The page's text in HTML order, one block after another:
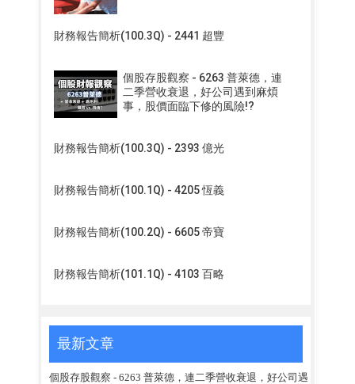
財務報告簡析(100.3Q) - 2441 超豐
個股存股觀察 - 6263 普萊德，連
二季營收衰退，好公司遇到麻煩
事，股價面臨下修的風險!?
財務報告簡析(100.3Q) - 2393 億光
財務報告簡析(100.1Q) - 4205 恆義
財務報告簡析(100.2Q) - 6605 帝寶
財務報告簡析(101.1Q) - 4103 百略
最新文章
個股存股觀察 - 6263 普萊德，連二季營收衰退，好公司遇